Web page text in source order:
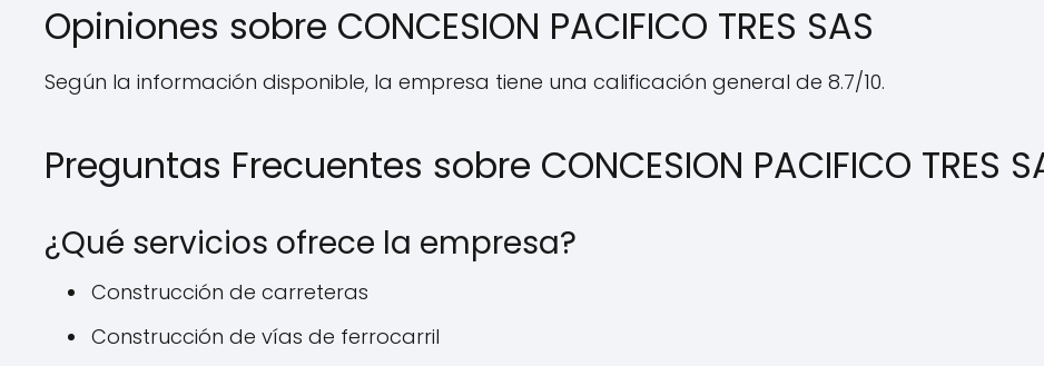
Opiniones sobre CONCESION PACIFICO TRES SAS
Según la información disponible, la empresa tiene una calificación general de 8.7/10.
Preguntas Frecuentes sobre CONCESION PACIFICO TRES
¿Qué servicios ofrece la empresa?
Construcción de carreteras
Construcción de vías de ferrocarril